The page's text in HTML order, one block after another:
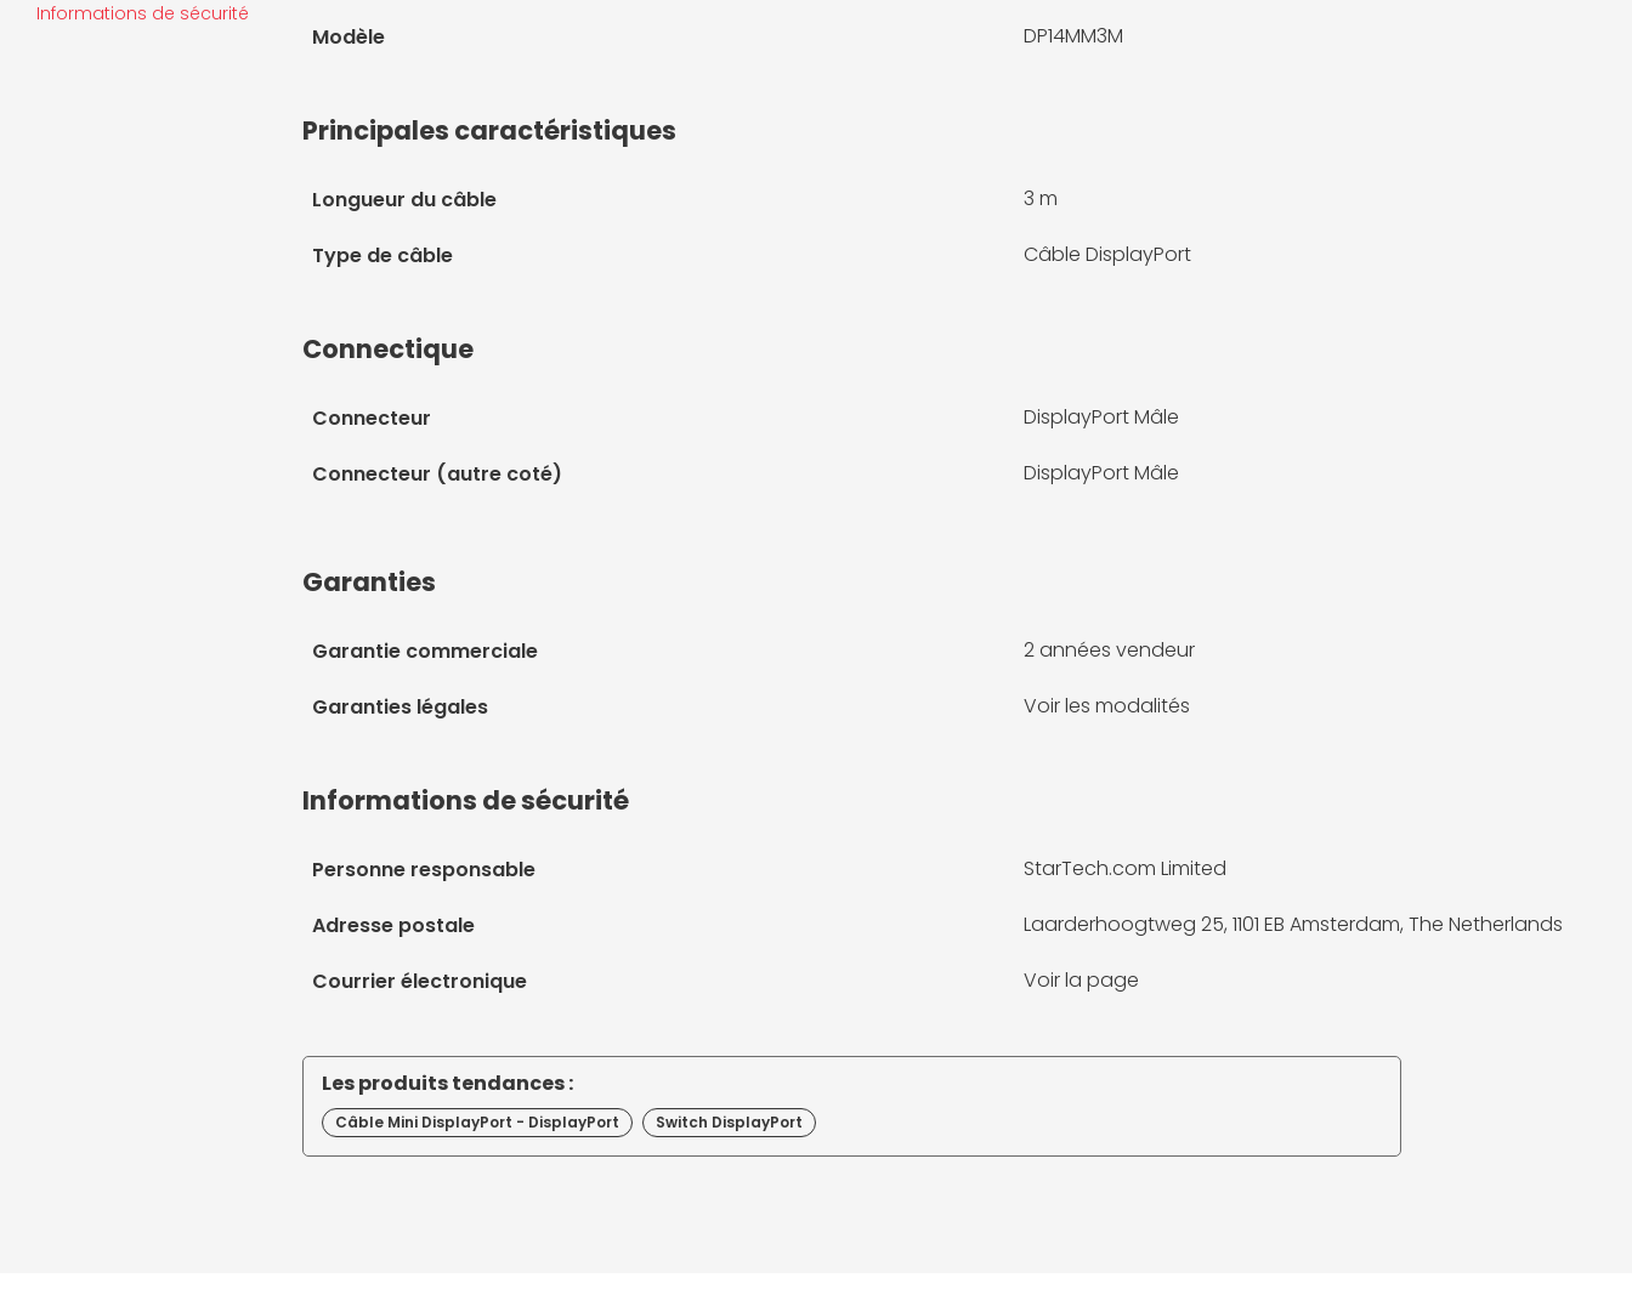
Informations de sécurité
Modèle DP14MM3M
Principales caractéristiques
Longueur du câble 3 m
Type de câble Câble DisplayPort
Connectique
Connecteur DisplayPort Mâle
Connecteur (autre coté) DisplayPort Mâle
Garanties
Garantie commerciale 2 années vendeur
Garanties légales Voir les modalités
Informations de sécurité
Personne responsable StarTech.com Limited
Adresse postale Laarderhoogtweg 25, 1101 EB Amsterdam, The Netherlands
Courrier électronique Voir la page
Les produits tendances :
Câble Mini DisplayPort - DisplayPort Switch DisplayPort